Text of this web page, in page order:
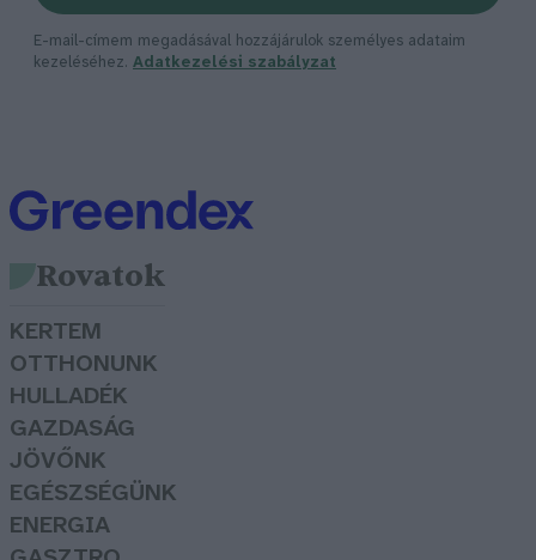
E-mail-címem megadásával hozzájárulok személyes adataim
kezeléséhez. Adatkezelési szabályzat
Rovatok
KERTEM
OTTHONUNK
HULLADÉK
GAZDASÁG
JÖVŐNK
EGÉSZSÉGÜNK
ENERGIA